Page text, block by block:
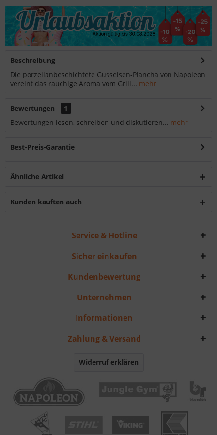
Beschreibung
Die porzellanbeschichtete Gusseisen-Plancha von Napoleon
vereint das rauchige Aroma vom Grill... mehr
Bewertungen
1
Bewertungen lesen, schreiben und diskutieren... mehr
Best-Preis-Garantie
Ähnliche Artikel
Kunden kauften auch
Service & Hotline
Sicher einkaufen
Kundenbewertung
Unternehmen
Informationen
Zahlung & Versand
Widerruf erklären